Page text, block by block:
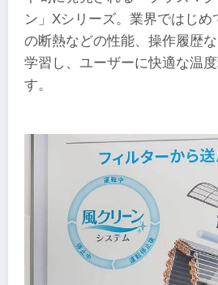
ン」Xシリーズ。業界ではじめ
の断熱などの性能、操作履歴
学習し、ユーザーに快適な温
す。